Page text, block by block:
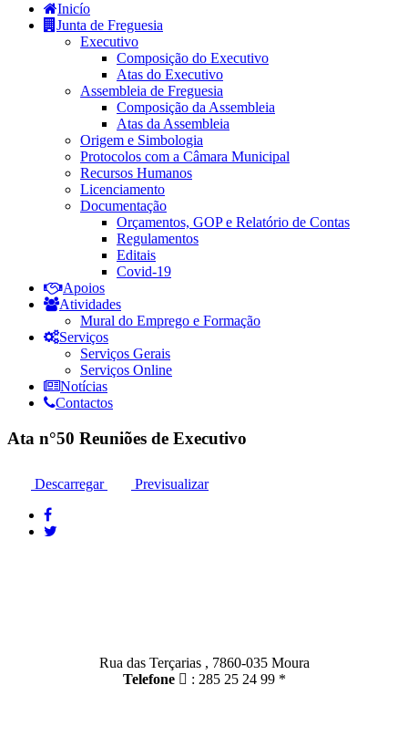
Inicío
Junta de Freguesia
Executivo
Composição do Executivo
Atas do Executivo
Assembleia de Freguesia
Composição da Assembleia
Atas da Assembleia
Origem e Simbologia
Protocolos com a Câmara Municipal
Recursos Humanos
Licenciamento
Documentação
Orçamentos, GOP e Relatório de Contas
Regulamentos
Editais
Covid-19
Apoios
Atividades
Mural do Emprego e Formação
Serviços
Serviços Gerais
Serviços Online
Notícias
Contactos
Ata n°50 Reuniões de Executivo
Descarregar Previsualizar
Rua das Terçarias , 7860-035 Moura
Telefone
: 285 25 24 99 *